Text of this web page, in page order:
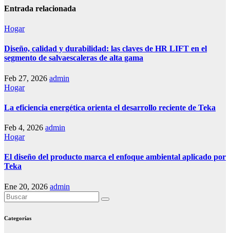
Entrada relacionada
Hogar
Diseño, calidad y durabilidad: las claves de HR LIFT en el
segmento de salvaescaleras de alta gama
Feb 27, 2026 admin
Hogar
La eficiencia energética orienta el desarrollo reciente de Teka
Feb 4, 2026 admin
Hogar
El diseño del producto marca el enfoque ambiental aplicado por
Teka
Ene 20, 2026 admin
Categorías